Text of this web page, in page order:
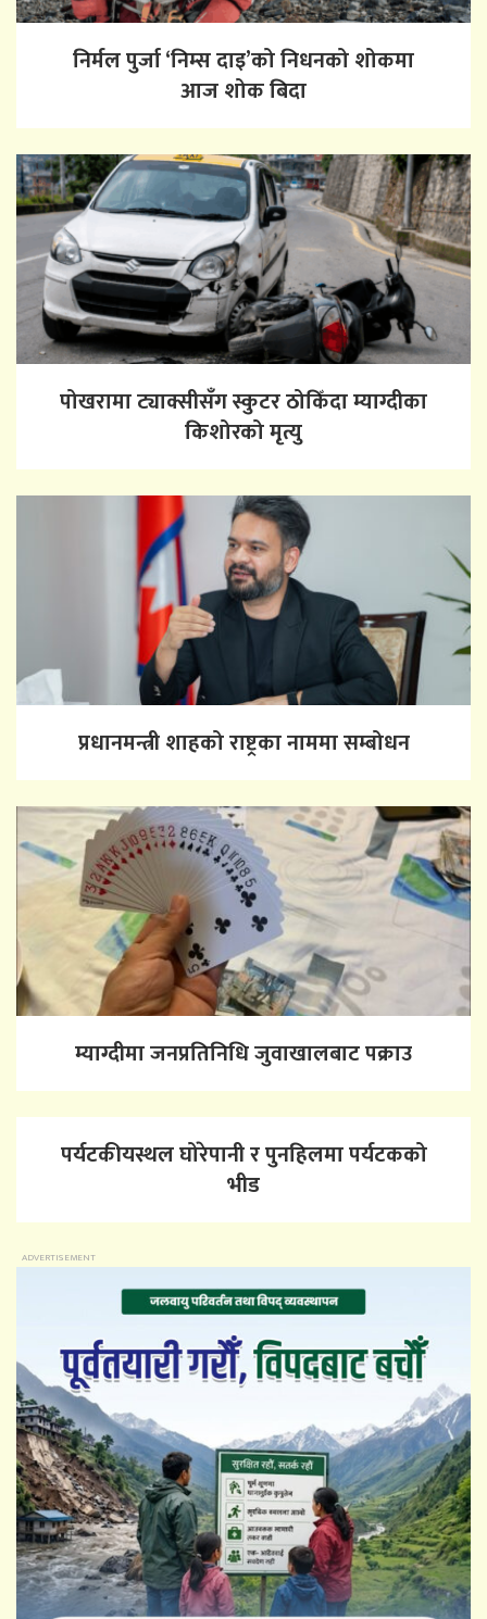
निर्मल पुर्जा ‘निम्स दाइ’को निधनको शोकमा
आज शोक बिदा
पोखरामा ट्याक्सीसँग स्कुटर ठोकिँदा म्याग्दीका
किशोरको मृत्यु
प्रधानमन्त्री शाहको राष्ट्रका नाममा सम्बोधन
म्याग्दीमा जनप्रतिनिधि जुवाखालबाट पक्राउ
पर्यटकीयस्थल घोरेपानी र पुनहिलमा पर्यटकको
भीड